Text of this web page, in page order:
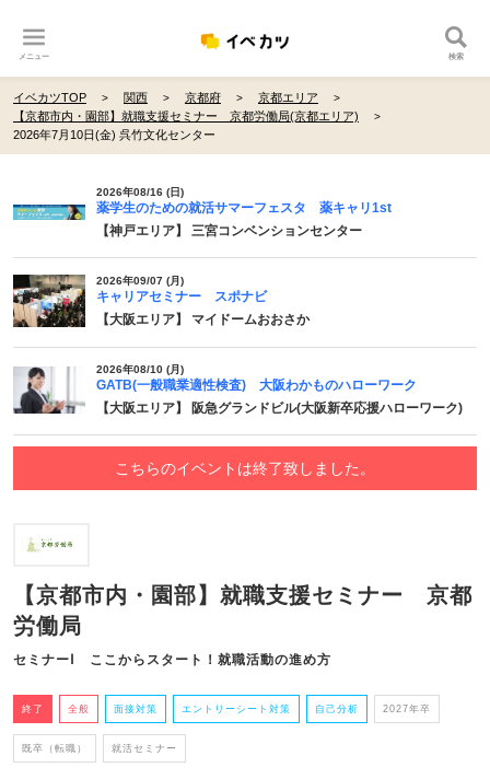
メニュー 検索
イベカツTOP 関西 京都府
京都エリア
【京都市内・園部】就職支援セミナー 京都労働局(京都エリア)
2026年7月10日(金) 呉竹文化センター
2026年08/16 (日)
薬学生のための就活サマーフェスタ 薬キャリ1st
【神戸エリア】 三宮コンベンションセンター
2026年09/07 (月)
キャリアセミナー スポナビ
【大阪エリア】 マイドームおおさか
2026年08/10 (月)
GATB(一般職業適性検査) 大阪わかものハローワーク
【大阪エリア】 阪急グランドビル(大阪新卒応援ハローワーク)
こちらのイベントは終了致しました。
【京都市内・園部】就職支援セミナー 京都
労働局
セミナーⅠ ここからスタート！就職活動の進め方
終了 全般 面接対策 エントリーシート対策 自己分析 2027年卒
既卒（転職） 就活セミナー